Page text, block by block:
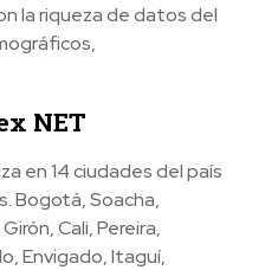
la riqueza de datos del
NET
en 14 ciudades del país
Bogotá, Soacha,
Cali, Pereira,
Envigado, Itaguí,